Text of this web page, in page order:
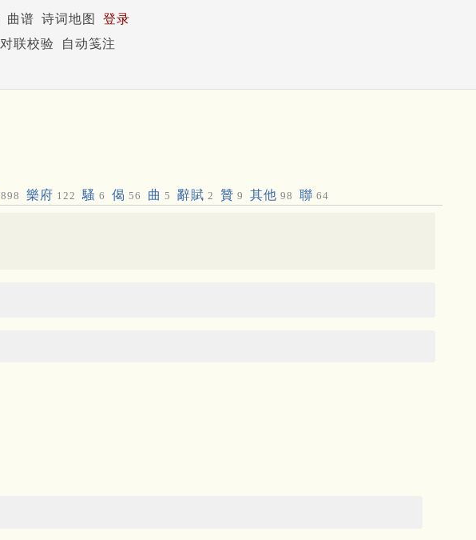
曲谱 诗词地图
登录
对联校验
自动笺注
898 樂府 122 騷 6 偈 56 曲 5 辭賦 2 贊 9 其他 98 聯 64